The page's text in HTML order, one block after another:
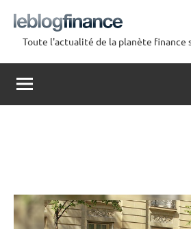
contenu
Le
Blog
Finance
Toute l'actualité de la planète finance